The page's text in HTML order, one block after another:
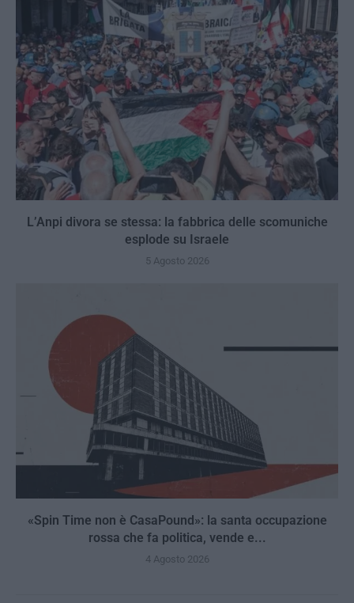
L’Anpi divora se stessa: la fabbrica delle scomuniche
esplode su Israele
5 Agosto 2026
«Spin Time non è CasaPound»: la santa occupazione
rossa che fa politica, vende e...
4 Agosto 2026